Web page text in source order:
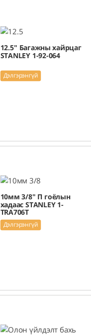
12.5" Багажны хайрцаг
STANLEY 1-92-064
Дэлгэрэнгүй
10мм 3/8" П гоёлын
хадаас STANLEY 1-
TRA706T
Дэлгэрэнгүй